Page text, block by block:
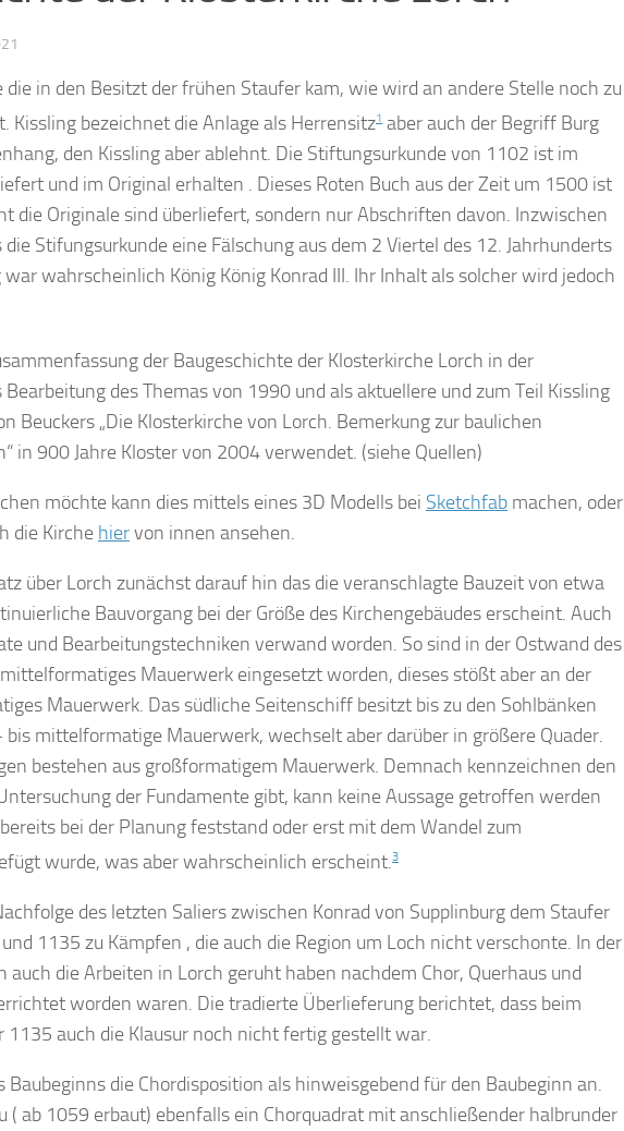
in den Besitzt der frühen Staufer kam, wie wird an andere Stelle noch zu
Kissling bezeichnet die Anlage als Herrensitz1 aber auch der Begriff Burg
den Kissling aber ablehnt. Die Stiftungsurkunde von 1102 ist im
und im Original erhalten . Dieses Roten Buch aus der Zeit um 1500 ist
die Originale sind überliefert, sondern nur Abschriften davon. Inzwischen
Stifungsurkunde eine Fälschung aus dem 2 Viertel des 12. Jahrhunderts
wahrscheinlich König König Konrad III. Ihr Inhalt als solcher wird jedoch
der Baugeschichte der Klosterkirche Lorch in der
des Themas von 1990 und als aktuellere und zum Teil Kissling
Beuckers „Die Klosterkirche von Lorch. Bemerkung zur baulichen
in 900 Jahre Kloster von 2004 verwendet. (siehe Quellen)
möchte kann dies mittels eines 3D Modells bei Sketchfab machen, oder
die Kirche hiervon innen ansehen.
über Lorch zunächst darauf hin das die veranschlagte Bauzeit von etwa
Bauvorgang bei der Größe des Kirchengebäudes erscheint. Auch
und Bearbeitungstechniken verwand worden. So sind in der Ostwand des
Mauerwerk eingesetzt worden, dieses stößt aber an der
Mauerwerk. Das südliche Seitenschiff besitzt bis zu den Sohlbänken
mittelformatige Mauerwerk, wechselt aber darüber in größere Quader.
bestehen aus großformatigem Mauerwerk. Demnach kennzeichnen den
der Fundamente gibt, kann keine Aussage getroffen werden
bei der Planung feststand oder erst mit dem Wandel zum
wurde, was aber wahrscheinlich erscheint.3
des letzten Saliers zwischen Konrad von Supplinburg dem Staufer
1135 zu Kämpfen , die auch die Region um Loch nicht verschonte. In der
die Arbeiten in Lorch geruht haben nachdem Chor, Querhaus und
worden waren. Die tradierte Überlieferung berichtet, dass beim
auch die Klausur noch nicht fertig gestellt war.
Baubeginns die Chordisposition als hinweisgebend für den Baubeginn an.
( ab 1059 erbaut) ebenfalls ein Chorquadrat mit anschließender halbrunder